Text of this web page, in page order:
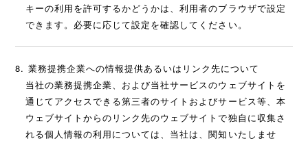
キーの利用を許可するかどうかは、利用者のブラウザで設定
できます。必要に応じて設定を確認してください。
業務提携企業への情報提供あるいはリンク先について
当社の業務提携企業、および当社サービスのウェブサイトを
通じてアクセスできる第三者のサイトおよびサービス等、本
ウェブサイトからのリンク先のウェブサイトで独自に収集さ
れる個人情報の利用については、当社は、関知いたしませ